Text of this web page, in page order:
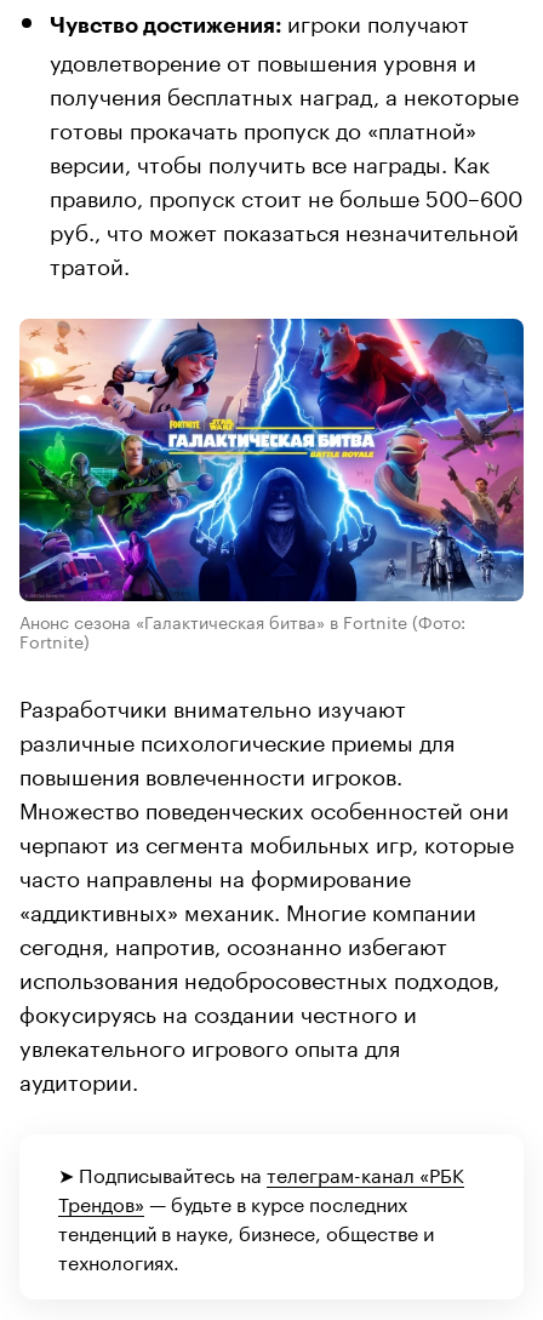
Чувство достижения: игроки получают
удовлетворение от повышения уровня и
получения бесплатных наград, а некоторые
готовы прокачать пропуск до «платной»
версии, чтобы получить все награды. Как
правило, пропуск стоит не больше 500–600
руб., что может показаться незначительной
тратой.
Анонс сезона «Галактическая битва» в Fortnite (Фото:
Fortnite)
Разработчики внимательно изучают
различные психологические приемы для
повышения вовлеченности игроков.
Множество поведенческих особенностей они
черпают из сегмента мобильных игр, которые
часто направлены на формирование
«аддиктивных» механик. Многие компании
сегодня, напротив, осознанно избегают
использования недобросовестных подходов,
фокусируясь на создании честного и
увлекательного игрового опыта для
аудитории.
➤ Подписывайтесь на телеграм-канал «РБК
Трендов» — будьте в курсе последних
тенденций в науке, бизнесе, обществе и
технологиях.